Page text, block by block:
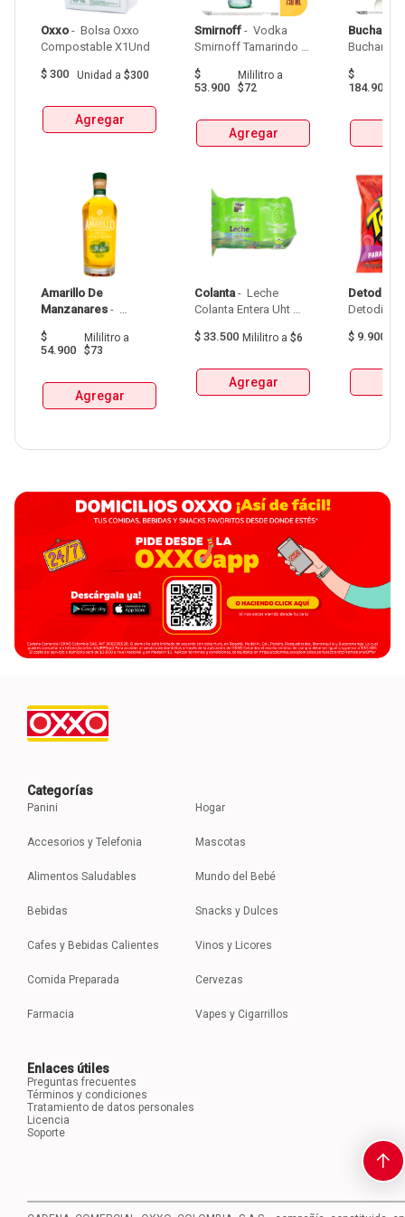
Oxxo - Bolsa Oxxo
$ 300 Unidad a $300
Agregar
Amarillo De
Manzanares -
De Manzanares
$
54.900
Mililitroa
$73
Agregar
Smirnoff - Vodka
Smirnoff Tamarindo
$
53.900
Mililitroa
$72
Agregar
Colanta - Leche
Colanta Entera Uht
$ 33.500 Mililitro a $6
Agregar
$
184.900
Detodito
$ 9.900
Categorías
Panini
Accesorios y Telefonia
Alimentos Saludables
Bebidas
Cafes y Bebidas Calientes
Comida Preparada
Farmacia
Hogar
Mascotas
Mundo del Bebé
Snacks y Dulces
Vinos y Licores
Cervezas
Vapes y Cigarrillos
Enlaces útiles
Preguntas frecuentes
Términos y condiciones
Tratamiento de datos personales
Licencia
Soporte